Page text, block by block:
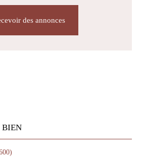
des annonces
BIEN